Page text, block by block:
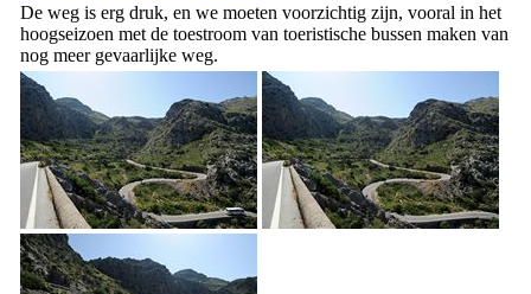
De weg is erg druk, en we moeten voorzichtig zijn, vooral in het
hoogseizoen met de toestroom van toeristische bussen maken van
nog meer gevaarlijke weg.